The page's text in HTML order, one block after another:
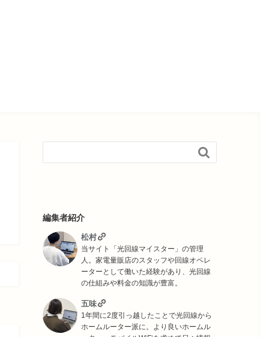

編集者紹介
松村
当サイト「光回線マイスター」の管理
人。家電量販店のスタッフや回線オペレ
ーターとして働いた経験があり、光回線
の仕組みや料金の知識が豊富。
五味
1年間に2度引っ越したことで光回線から
ホームルーター派に。より良いホームル